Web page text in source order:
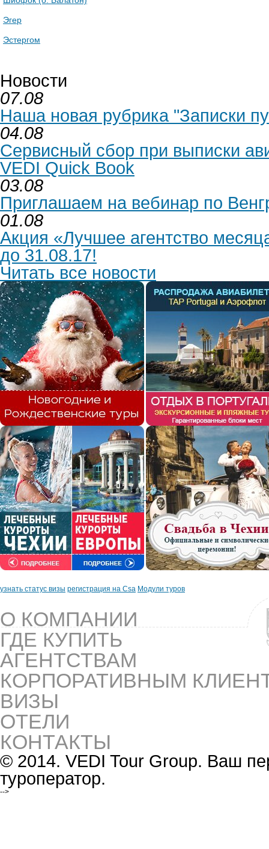
Эгер
Эстергом
Новости
07.08
Наша новая рубрика "Записки
04.08
Сервисный сбор при выписки
VEDI Quick Book
03.08
Приглашаем на вебинар по
01.08
Акция «Лучшее агентство
до 31.08.17!
Читать все новости
узнать статус визы регистрация на Csa Модули туров
О КОМПАНИИ
ГДЕ КУПИТЬ
АГЕНТСТВАМ
КОРПОРАТИВНЫМ
ВИЗЫ
ОТЕЛИ
КОНТАКТЫ
© 2014. VEDI Tour Group. Ваш
туроператор.
-->